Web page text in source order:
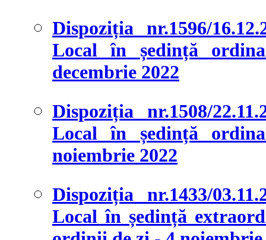
Dispoziția nr.1596/
Local în ședință
decembrie 2022
Dispoziția nr.1508/
Local în ședință
noiembrie 2022
Dispoziția nr.1433/
Local în ședință